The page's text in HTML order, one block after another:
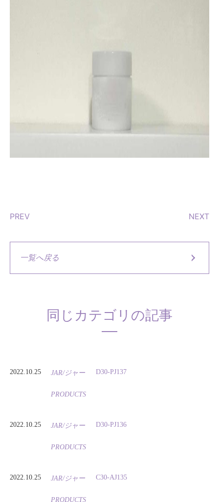
PREV NEXT
一覧へ戻る
同じカテゴリの記事
2022.10.25 JAR/ジャー
PRODUCTS
D30-PJ137
2022.10.25 JAR/ジャー
PRODUCTS
D30-PJ136
2022.10.25 JAR/ジャー
PRODUCTS
C30-AJ135